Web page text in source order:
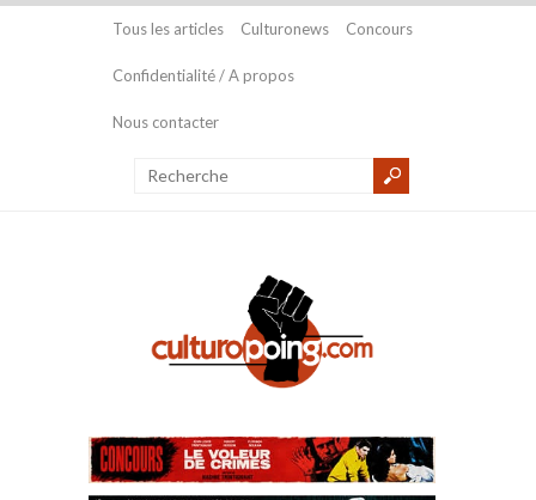
Tous les articles Culturonews Concours
Confidentialité / A propos
Nous contacter